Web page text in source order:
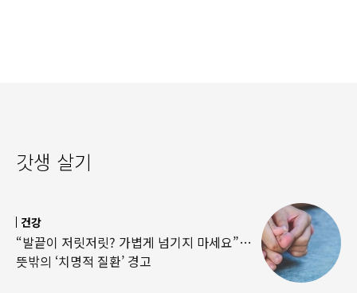
갓생 살기
건강
“발끝이 저릿저릿? 가볍게 넘기지 마세요”…
뜻밖의 ‘치명적 질환’ 경고